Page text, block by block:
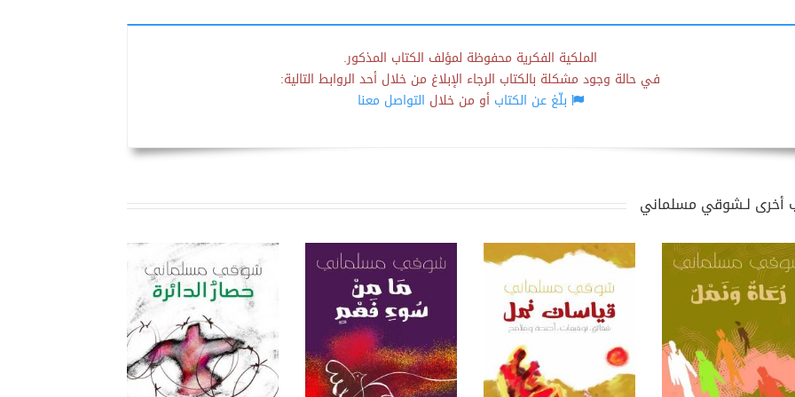
الملكية الفكرية محفوظة لمؤلف الكتاب المذكور.
في حالة وجود مشكلة بالكتاب الرجاء الإبلاغ من خلال أحد الروابط التالية:
بلّغ عن الكتابأو من خلال التواصل معنا
أخرى لـشوقي مسلماني